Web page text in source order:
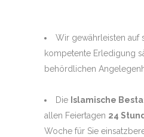
Wir gewährleisten auf
kompetente Erledigung
behördlichen
Die Islamische
allen Feiertagen 24
Woche für Sie